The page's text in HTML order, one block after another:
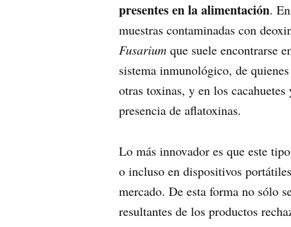
presentes en la alimentación.
muestras contaminadas con
Fusarium que suele encontrarse
sistema inmunológico, de
otras toxinas, y en los
presencia de aflatoxinas.
Lo más innovador es que este
o incluso en dispositivos
mercado. De esta forma no sólo
resultantes de los productos